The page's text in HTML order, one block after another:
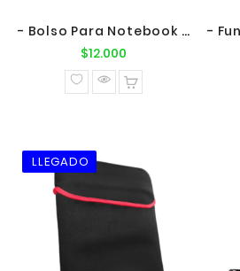
- Bolso Para Notebook 15.6" Negro
$12.000
normal